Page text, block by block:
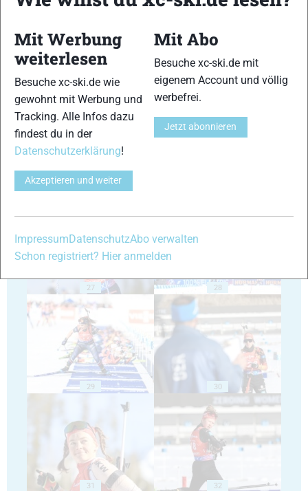
27 28
29 30
31 32
Mit Werbung
weiterlesen
Besuche xc-ski.de wie
gewohnt mit Werbung und
Tracking. Alle Infos dazu
findest du in der
Datenschutzerklärung!
Akzeptieren und weiter
Mit Abo
Besuche xc-ski.de mit
eigenem Account und völlig
werbefrei.
Jetzt abonnieren
Impressum DatenschutzAbo verwalten
Schon registriert? Hier anmelden